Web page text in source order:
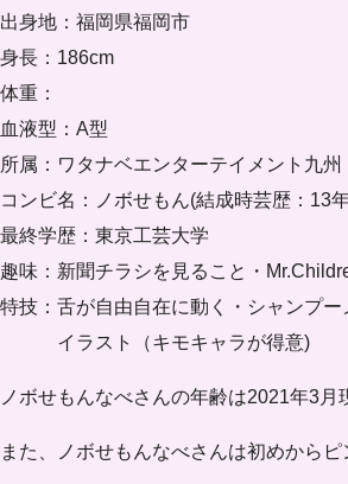
出身地：福岡県福岡市
身長：186cm
体重：
血液型：A型
所属：ワタナベエンターテイメント九州
コンビ名：ノボせもん(結成時芸歴：13
最終学歴：東京工芸大学
趣味：新聞チラシを見ること・
特技：舌が自由自在に動く・シャンプ
イラスト（キモキャラが得意)
ノボせもんなべさんの年齢は2021年3月
また、ノボせもんなべさんは初めから